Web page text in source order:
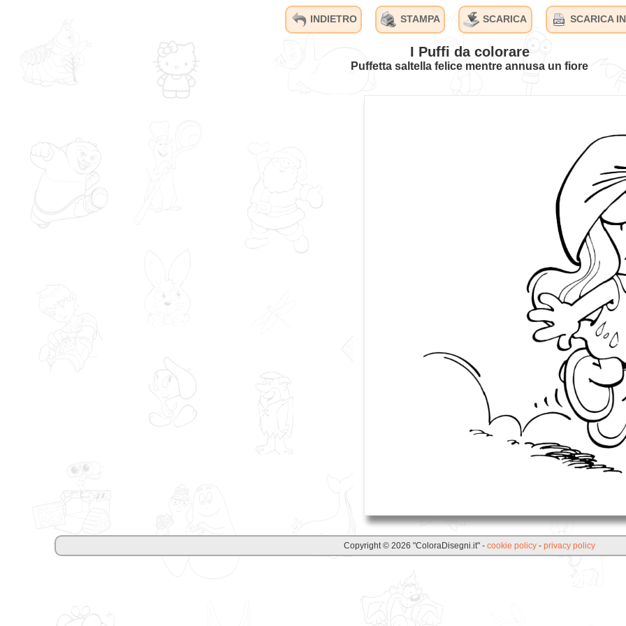
INDIETRO STAMPA SCARICA SCARICA
I Puffi da colorare
Puffetta saltella felice mentre annusa un fiore
Copyright © 2026 "ColoraDisegni.it" - cookie policy - privacy policy